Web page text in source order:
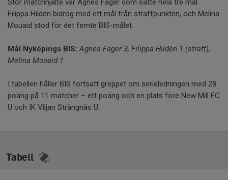
Stor matchhjälte var Agnes Fager som satte hela tre mål.
Filippa Hildén bidrog med ett mål från straffpunkten, och Melina
Mouaid stod för det femte BIS-målet.
Mål Nyköpings BIS: Agnes Fager 3, Filippa Hildén 1 (straff),
Melina Mouaid 1
I tabellen håller BIS fortsatt greppet om serieledningen med 28
poäng på 11 matcher – ett poäng och en plats före New Mill FC
U och IK Viljan Strängnäs U.
Tabell